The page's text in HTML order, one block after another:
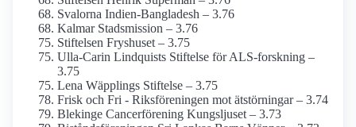
Svalorna Indien-Bangladesh – 3.76
Kalmar Stads­mission – 3.76
Stiftelsen Fryshuset – 3.75
Ulla-Carin Lindquists Stiftelse för ALS-forskning –
3.75
Lena Wäpplings Stiftelse – 3.75
Frisk och Fri - Riksföreningen mot ätstörningar – 3.74
Blekinge Cancer­förening Kungsljuset – 3.73